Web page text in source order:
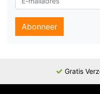
Abonneer
Gratis